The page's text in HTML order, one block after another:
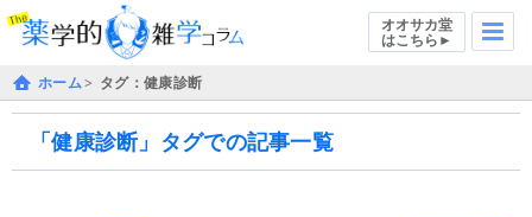
オオサカ堂
はこちら►
ホーム タグ：健康診断
「健康診断」タグでの記事一覧